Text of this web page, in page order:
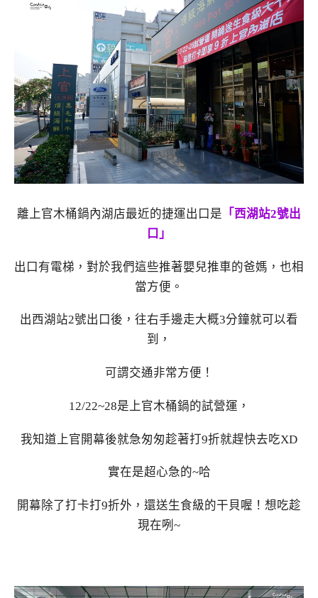
離上官木桶鍋內湖店最近的捷運出口是 「西湖站2號出
口」
出口有電梯，對於我們這些推著嬰兒推車的爸媽，也相
當方便。
出西湖站2號出口後，往右手邊走大概3分鐘就可以看
到，
可謂交通非常方便！
12/22~28是上官木桶鍋的試營運，
我知道上官開幕後就急匆匆趁著打9折就趕快去吃XD
實在是超心急的~哈
開幕除了打卡打9折外，還送生食級的干貝喔！想吃趁
現在咧~